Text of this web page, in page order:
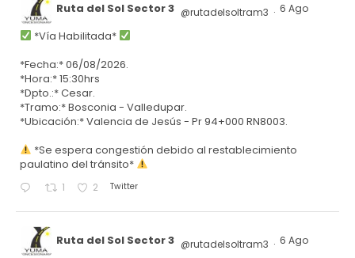
Ruta del Sol Sector 3 @rutadelsoltram3 · 6 Ago
*Vía Habilitada*
*Fecha:* 06/08/2026.
*Hora:* 15:30hrs
*Dpto.:* Cesar.
*Tramo:* Bosconia - Valledupar.
*Ubicación:* Valencia de Jesús - Pr 94+000 RN8003.
*Se espera congestión debido al restablecimiento
paulatino del tránsito*
1 2 Twitter
Ruta del Sol Sector 3 @rutadelsoltram3 · 6 Ago